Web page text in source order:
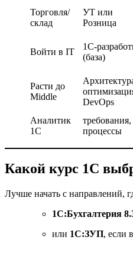
Торговля/
склад
УТ или
Розница
Войти в IT
1С-
(база)
Расти до
Middle
DevOps
Аналитик
1С
процессы
Какой курс 1С
Лучше начать с направлений,
1С:Бухгалтерия
или 1С:ЗУП, если